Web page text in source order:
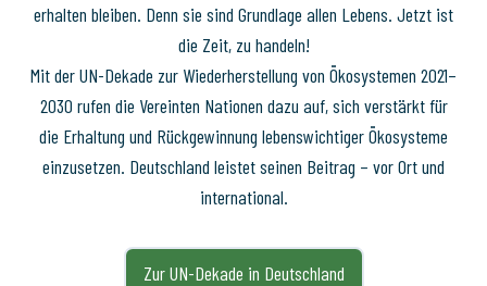
erhalten bleiben. Denn sie sind Grundlage allen Lebens. Jetzt ist
die Zeit, zu handeln!
Mit der UN-Dekade zur Wiederherstellung von Ökosystemen 2021–
2030 rufen die Vereinten Nationen dazu auf, sich verstärkt für
die Erhaltung und Rückgewinnung lebenswichtiger Ökosysteme
einzusetzen. Deutschland leistet seinen Beitrag – vor Ort und
international.
Zur UN-Dekade in Deutschland